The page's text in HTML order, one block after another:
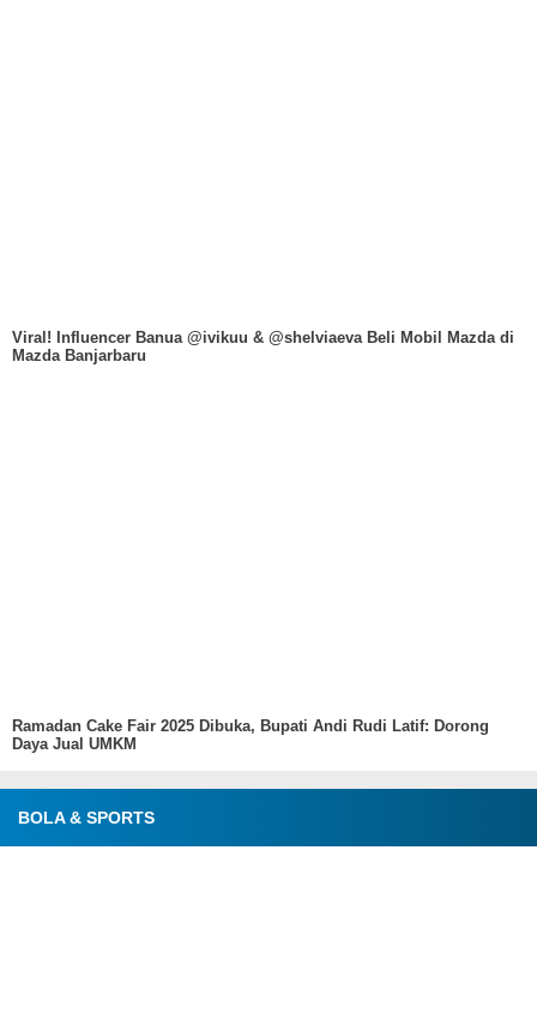
Viral! Influencer Banua @ivikuu & @shelviaeva Beli Mobil Mazda di
Mazda Banjarbaru
Ramadan Cake Fair 2025 Dibuka, Bupati Andi Rudi Latif: Dorong
Daya Jual UMKM
BOLA & SPORTS